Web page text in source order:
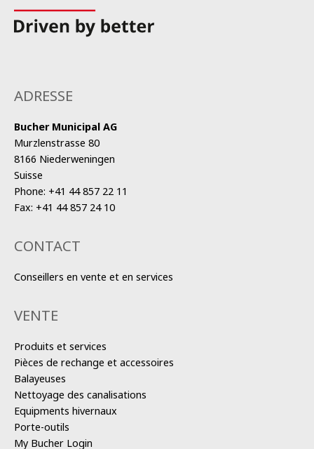
ADRESSE
Bucher Municipal AG
Murzlenstrasse 80
8166 Niederweningen
Suisse
Phone: +41 44 857 22 11
Fax: +41 44 857 24 10
CONTACT
Conseillers en vente et en services
VENTE
Produits et services
Pièces de rechange et accessoires
Balayeuses
Nettoyage des canalisations
Equipments hivernaux
Porte-outils
My Bucher Login